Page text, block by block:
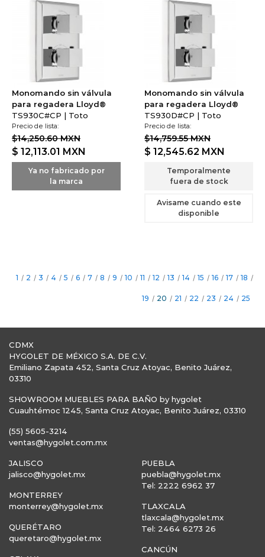
Monomando sin válvula
para regadera Lloyd®
TS930C#CP | Toto
Precio de lista:
$14,250.60 MXN
$ 12,113.01 MXN
Ya no fabricado por
la marca
Monomando sin válvula
para regadera Lloyd®
TS930D#CP | Toto
Precio de lista:
$14,759.55 MXN
$ 12,545.62 MXN
Temporalmente
fuera de stock
Avisame cuando este
disponible
1 / 2 / 3 / 4 / 5 / 6 / 7 / 8 / 9 / 10 / 11 / 12 / 13 / 14 / 15 / 16 / 17 / 18 /
19 / 20 / 21 / 22 / 23 / 24 / 25
CDMX
HYGOLET DE MÉXICO S.A. DE C.V.
Emiliano Zapata 452, Santa Cruz Atoyac, Benito Juárez,
03310
SHOWROOM MUEBLES PARA BAÑO by hygolet
Cuauhtémoc 1245, Santa Cruz Atoyac, Benito Juárez, 03310
(55) 5605-3214
ventas@hygolet.com.mx
JALISCO
jalisco@hygolet.mx
MONTERREY
monterrey@hygolet.mx
QUERÉTARO
queretaro@hygolet.mx
PUEBLA
puebla@hygolet.mx
Tel: 2222 6962 37
TLAXCALA
tlaxcala@hygolet.mx
Tel: 2464 6273 26
CANCÚN